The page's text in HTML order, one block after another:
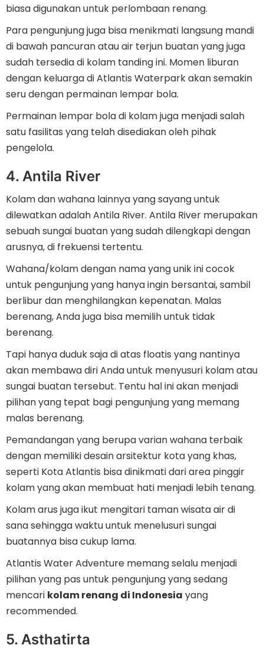
biasa digunakan untuk perlombaan renang.
Para pengunjung juga bisa menikmati langsung mandi
di bawah pancuran atau air terjun buatan yang juga
sudah tersedia di kolam tanding ini. Momen liburan
dengan keluarga di Atlantis Waterpark akan semakin
seru dengan permainan lempar bola.
Permainan lempar bola di kolam juga menjadi salah
satu fasilitas yang telah disediakan oleh pihak
pengelola.
4. Antila River
Kolam dan wahana lainnya yang sayang untuk
dilewatkan adalah Antila River. Antila River merupakan
sebuah sungai buatan yang sudah dilengkapi dengan
arusnya, di frekuensi tertentu.
Wahana/kolam dengan nama yang unik ini cocok
untuk pengunjung yang hanya ingin bersantai, sambil
berlibur dan menghilangkan kepenatan. Malas
berenang, Anda juga bisa memilih untuk tidak
berenang.
Tapi hanya duduk saja di atas floatis yang nantinya
akan membawa diri Anda untuk menyusuri kolam atau
sungai buatan tersebut. Tentu hal ini akan menjadi
pilihan yang tepat bagi pengunjung yang memang
malas berenang.
Pemandangan yang berupa varian wahana terbaik
dengan memiliki desain arsitektur kota yang khas,
seperti Kota Atlantis bisa dinikmati dari area pinggir
kolam yang akan membuat hati menjadi lebih tenang.
Kolam arus juga ikut mengitari taman wisata air di
sana sehingga waktu untuk menelusuri sungai
buatannya bisa cukup lama.
Atlantis Water Adventure memang selalu menjadi
pilihan yang pas untuk pengunjung yang sedang
mencari kolam renang di Indonesia yang
recommended.
5. Asthatirta